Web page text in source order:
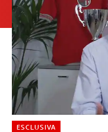
ESCLUSIVA